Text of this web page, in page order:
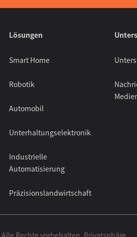
Lösungen
Smart Home
Robotik
Automobil
Unterhaltungselektronik
Industrielle
Automatisierung
Präzisionslandwirtschaft
Rechte vorbehalten. Privatsphäre